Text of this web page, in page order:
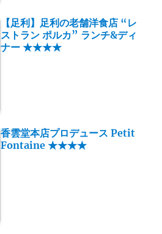
【足利】足利の老舗洋食店 “レ
ストラン ポルカ” ランチ&ディ
ナー ★★★★
香雲堂本店プロデュース Petit
Fontaine ★★★★